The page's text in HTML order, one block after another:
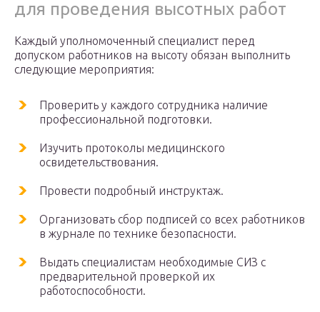
для проведения высотных работ
Каждый уполномоченный специалист перед
допуском работников на высоту обязан выполнить
следующие мероприятия:
Проверить у каждого сотрудника наличие
профессиональной подготовки.
Изучить протоколы медицинского
освидетельствования.
Провести подробный инструктаж.
Организовать сбор подписей со всех работников
в журнале по технике безопасности.
Выдать специалистам необходимые СИЗ с
предварительной проверкой их
работоспособности.